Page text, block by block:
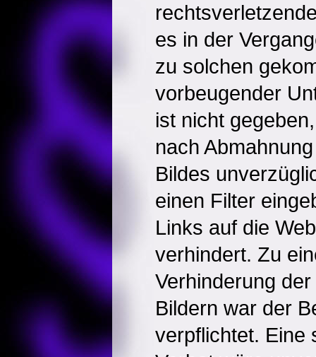
es in der
zu solchen
vorbeugender
ist nicht
nach
Bildes
einen Filter
Links auf die
verhindert. Zu
Verhinderung
Bildern war der
verpflichtet. Eine